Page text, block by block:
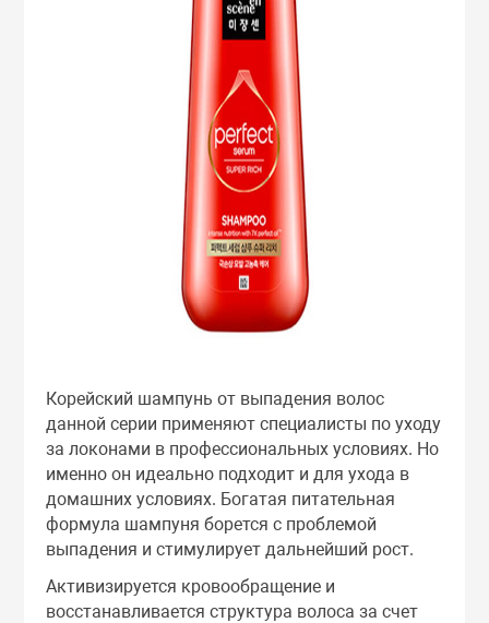
Корейский шампунь от выпадения волос
данной серии применяют специалисты по уходу
за локонами в профессиональных условиях. Но
именно он идеально подходит и для ухода в
домашних условиях. Богатая питательная
формула шампуня борется с проблемой
выпадения и стимулирует дальнейший рост.
Активизируется кровообращение и
восстанавливается структура волоса за счет